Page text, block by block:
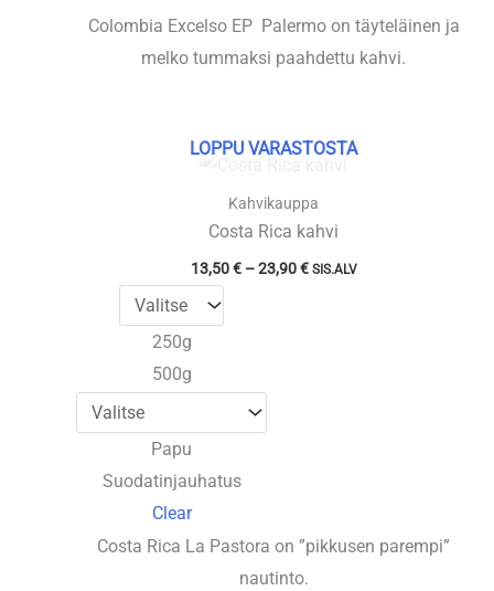
Colombia Excelso EP Palermo on täyteläinen ja
melko tummaksi paahdettu kahvi.
LOPPU VARASTOSTA
Kahvikauppa
Costa Rica kahvi
13,50€ – 23,90€Hintaluokka:
13,50 €
SIS.ALV
250g
500g
Papu
Suodatinjauhatus
Clear
Costa Rica La Pastora on ”pikkusen parempi”
nautinto.